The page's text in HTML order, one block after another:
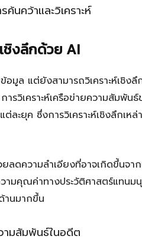
ค้นคว้าและวิเคราะห์
ชิงลึกด้วย AI
อมูล แต่ยังสามารถวิเคราะห์เชิง
รวิเคราะห์เครือข่ายความสัมพัน
ละยุค ซึ่งการวิเคราะห์เชิงลึกเห
ยลดความลำเอียงที่อาจเกิดขึ้นจ
ามคุณค่าทางประวัติศาสตร์แทนม
านมากขึ้น
ามสัมพันธ์ในอดีต